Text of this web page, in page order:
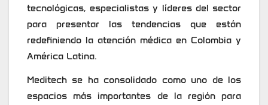
tecnológicas, especialistas y líderes del sector
para presentar las tendencias que están
redefiniendo la atención médica en Colombia y
América Latina.
Meditech se ha consolidado como uno de los
espacios más importantes de la región para